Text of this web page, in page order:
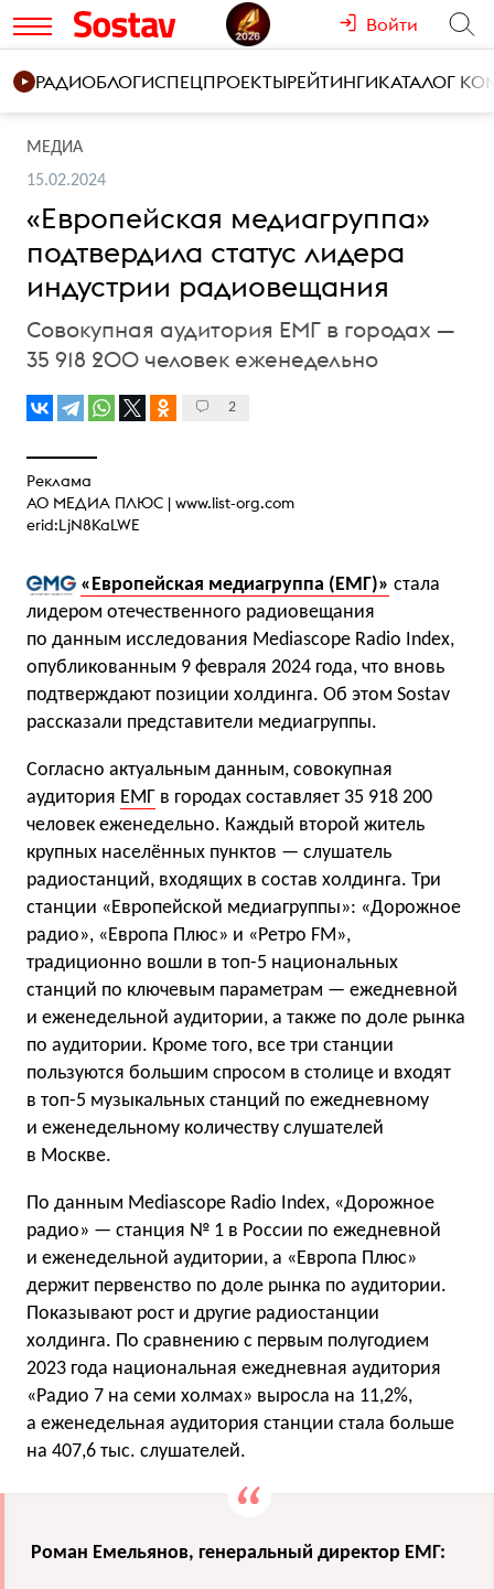
Войти
РАДИОБЛОГИСПЕЦПРОЕКТЫРЕЙТИНГИКАТАЛОГ
МЕДИА
15.02.2024
«Европейская медиагруппа»
подтвердила статус лидера
индустрии радиовещания
Совокупная аудитория ЕМГ в городах —
35 918 200 человек еженедельно
2
Реклама
АО МЕДИА ПЛЮС | www.list-org.com
erid:LjN8KaLWE
«Европейская медиагруппа (ЕМГ)» стала
лидером отечественного радиовещания
по данным исследования Mediascope Radio Index,
опубликованным 9 февраля 2024 года, что вновь
подтверждают позиции холдинга. Об этом Sostav
рассказали представители медиагруппы.
Согласно актуальным данным, совокупная
аудитория ЕМГ в городах составляет 35 918 200
человек еженедельно. Каждый второй житель
крупных населённых пунктов — слушатель
радиостанций, входящих в состав холдинга. Три
станции «Европейской медиагруппы»: «Дорожное
радио», «Европа Плюс» и «Ретро FM»,
традиционно вошли в топ-5 национальных
станций по ключевым параметрам — ежедневной
и еженедельной аудитории, а также по доле рынка
по аудитории. Кроме того, все три станции
пользуются большим спросом в столице и входят
в топ-5 музыкальных станций по ежедневному
и еженедельному количеству слушателей
в Москве.
По данным Mediascope Radio Index, «Дорожное
радио» — станция № 1 в России по ежедневной
и еженедельной аудитории, а «Европа Плюс»
держит первенство по доле рынка по аудитории.
Показывают рост и другие радиостанции
холдинга. По сравнению с первым полугодием
2023 года национальная ежедневная аудитория
«Радио 7 на семи холмах» выросла на 11,2%,
а еженедельная аудитория станции стала больше
на 407,6 тыс. слушателей.
Роман Емельянов, генеральный директор ЕМГ: